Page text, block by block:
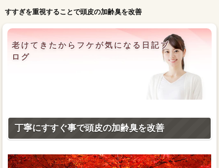
すすぎを重視することで頭皮の加齢臭を改善
老けてきたからフケが気になる日記ブ
ログ
丁寧にすすぐ事で頭皮の加齢臭を改善